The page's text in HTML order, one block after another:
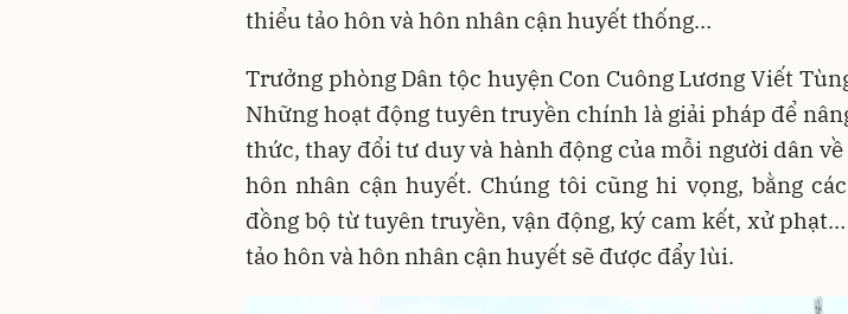
thiểu tảo hôn và hôn nhân cận huyết thống…
Trưởng phòng Dân tộc huyện Con Cuông Lương Viết
Những hoạt động tuyên truyền chính là giải pháp để
thức, thay đổi tư duy và hành động của mỗi người dân về
hôn nhân cận huyết. Chúng tôi cũng hi vọng, bằng
đồng bộ từ tuyên truyền, vận động, ký cam kết, xử
tảo hôn và hôn nhân cận huyết sẽ được đẩy lùi.